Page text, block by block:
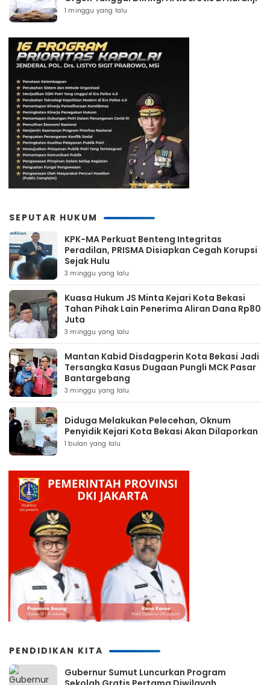
1 minggu yang lalu
SEPUTAR HUKUM
KPK-MA Perkuat Benteng Integritas
Peradilan, PRISMA Disiapkan Cegah Korupsi
Sejak Hulu
3 minggu yang lalu
Kuasa Hukum JS Minta Kejari Kota Bekasi
Tahan Pihak Lain Penerima Aliran Dana Rp80
Juta
3 minggu yang lalu
Mantan Kabid Disdagperin Kota Bekasi Jadi
Tersangka Kasus Dugaan Pungli MCK Pasar
Bantargebang
3 minggu yang lalu
Diduga Melakukan Pelecehan, Oknum
Penyidik Kejari Kota Bekasi Akan Dilaporkan
1 bulan yang lalu
PENDIDIKAN KITA
Gubernur Sumut Luncurkan Program